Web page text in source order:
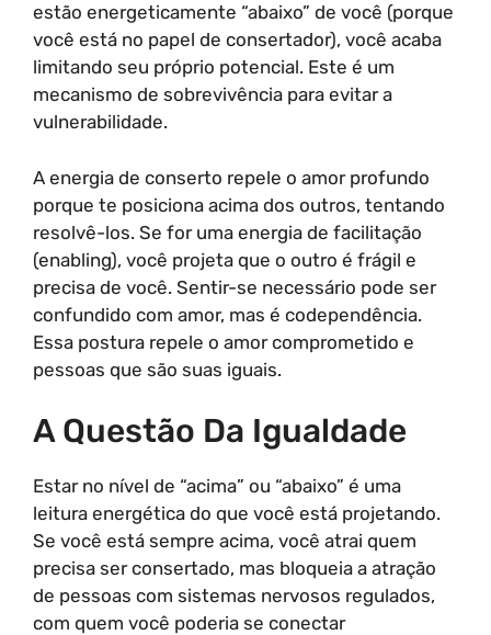
estão energeticamente “abaixo” de você (porque
você está no papel de consertador), você acaba
limitando seu próprio potencial. Este é um
mecanismo de sobrevivência para evitar a
vulnerabilidade.
A energia de conserto repele o amor profundo
porque te posiciona acima dos outros, tentando
resolvê-los. Se for uma energia de facilitação
(enabling), você projeta que o outro é frágil e
precisa de você. Sentir-se necessário pode ser
confundido com amor, mas é codependência.
Essa postura repele o amor comprometido e
pessoas que são suas iguais.
A Questão Da Igualdade
Estar no nível de “acima” ou “abaixo” é uma
leitura energética do que você está projetando.
Se você está sempre acima, você atrai quem
precisa ser consertado, mas bloqueia a atração
de pessoas com sistemas nervosos regulados,
com quem você poderia se conectar